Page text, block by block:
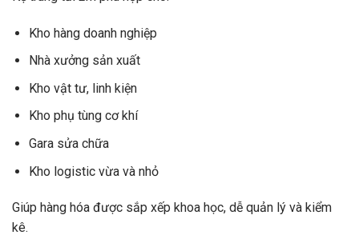
Kho hàng doanh nghiệp
Nhà xưởng sản xuất
Kho vật tư, linh kiện
Kho phụ tùng cơ khí
Gara sửa chữa
Kho logistic vừa và nhỏ
Giúp hàng hóa được sắp xếp khoa học, dễ quản lý và kiểm
kê.